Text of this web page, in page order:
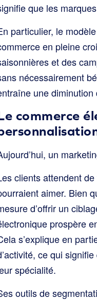
que les
particulier, le
en pleine
et des
nécessairement
une
commerce
un
clients attendent
aimer. Bien
d’offrir un
prospère
s’explique en
ce qui
spécialité.
outils de